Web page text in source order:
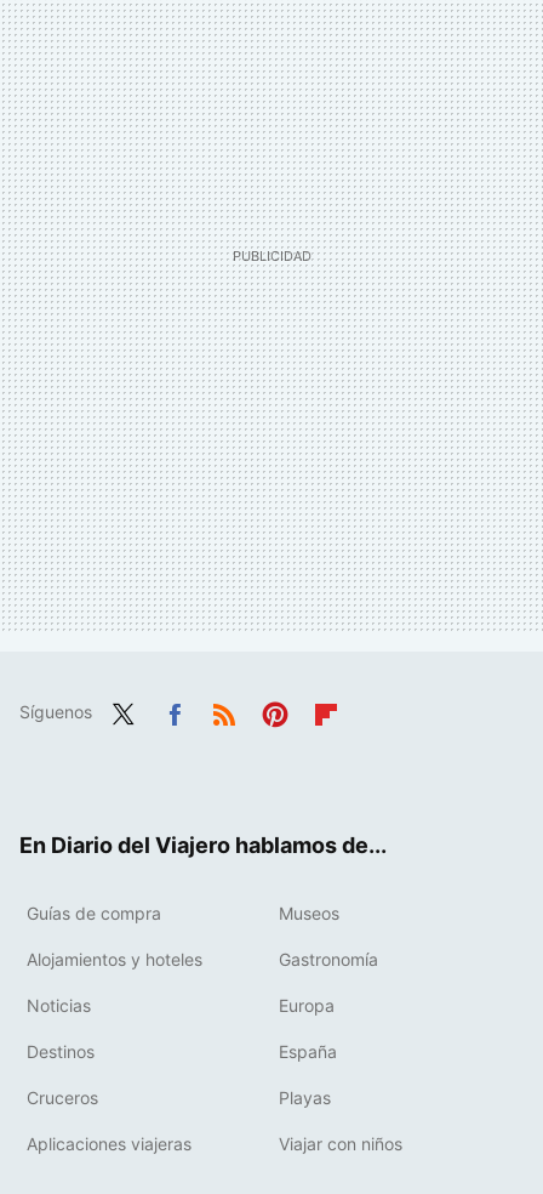
Síguenos
En Diario del Viajero hablamos de...
Guías de compra Museos
Alojamientos y hoteles Gastronomía
Noticias Europa
Destinos España
Cruceros Playas
Aplicaciones viajeras Viajar con niños